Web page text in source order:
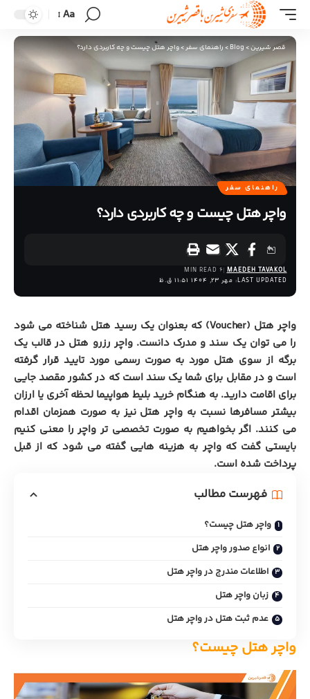
Aa
قصر شیرین>
Blog
>راهنمای سفر>واچر هتل چیست و چه کاربردی دارد؟
راهنمای سفر
واچر هتل چیست و چه کاربردی دارد؟
LAST UPDATED: مهر 23, 1404 11:51 ق.ظ
MAEDEH TAVAKOL
6 MIN READ
واچر هتل (Voucher) که بعنوان یک رسید هتل شناخته می شود
را می توان یک سند و مدرک دانست. واچر رزرو هتل در قالب یک
برگه از سوی هتل مورد به صورت رسمی مورد تایید قرار گرفته
است و در مقابل برای شما یک سند است که در کشور مقصد جایی
برای اقامت دارید. به هنگام خرید بلیط هواپیما لحظه آخری یا ارزان
بیشتر مسافرها نسبت به واچر هتل نیز به صورت همزمان اقدام
می کنند. اگر بخواهیم به صورت تخصصی تر واچر را معنی کنیم
بایستی گفت که واچر به هزینه هایی گفته می شود که از قبل
پرداخت شده است.
فهرست مطالب
واچر هتل چیست؟
انواع صدور واچر هتل
اطلاعات مندرج در واچر هتل
زبان واچر هتل
عدم ثبت هتل در واچر هتل
واچر هتل چیست؟